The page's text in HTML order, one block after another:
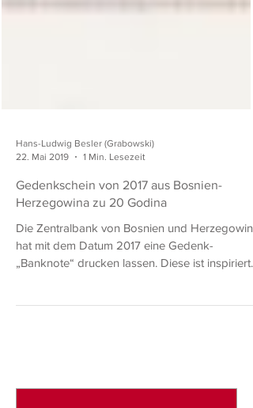
22. Mai 2019
1 Min. Lesezeit
Herzegowina zu 20 Godina
Die Zentralbank von Bosnien und Herzegowina